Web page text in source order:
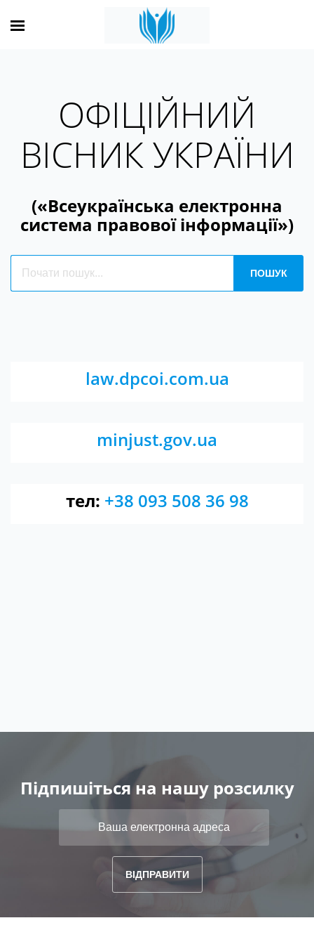
ОФІЦІЙНИЙ
ВІСНИК УКРАЇНИ
(«Всеукраїнська електронна
система правової інформації»)
law.dpcoi.com.ua
minjust.gov.ua
тел: +38 093 508 36 98
Підпишіться на нашу розсилку